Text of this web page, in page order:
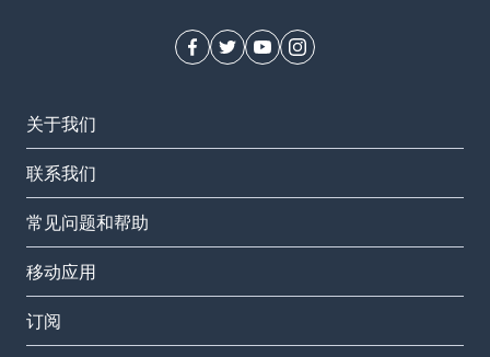
关于我们
联系我们
常见问题和帮助
移动应用
订阅